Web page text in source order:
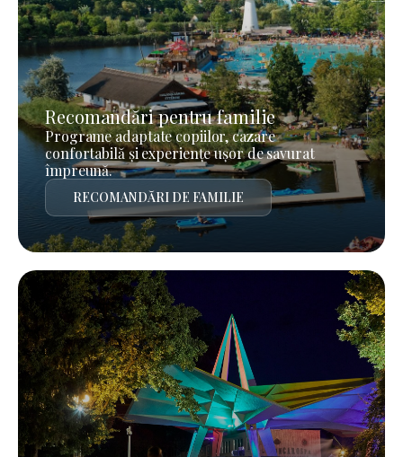
Recomandări pentru familie
Programe adaptate copiilor, cazare
confortabilă și experiențe ușor de savurat
împreună.
RECOMANDĂRI DE FAMILIE